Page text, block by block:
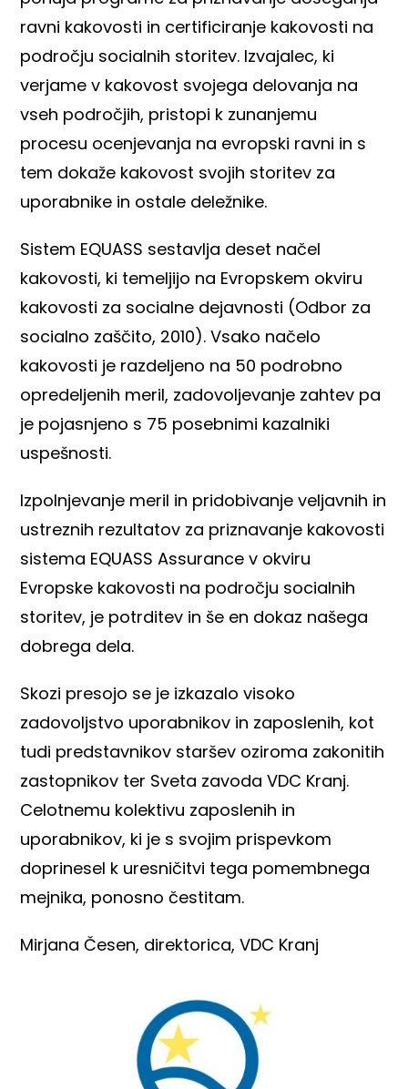
ravni kakovosti in certificiranje kakovosti na
področju socialnih storitev. Izvajalec, ki
verjame v kakovost svojega delovanja na
vseh področjih, pristopi k zunanjemu
procesu ocenjevanja na evropski ravni in s
tem dokaže kakovost svojih storitev za
uporabnike in ostale deležnike.
Sistem EQUASS sestavlja deset načel
kakovosti, ki temeljijo na Evropskem okviru
kakovosti za socialne dejavnosti (Odbor za
socialno zaščito, 2010). Vsako načelo
kakovosti je razdeljeno na 50 podrobno
opredeljenih meril, zadovoljevanje zahtev pa
je pojasnjeno s 75 posebnimi kazalniki
uspešnosti.
Izpolnjevanje meril in pridobivanje veljavnih in
ustreznih rezultatov za priznavanje kakovosti
sistema EQUASS Assurance v okviru
Evropske kakovosti na področju socialnih
storitev, je potrditev in še en dokaz našega
dobrega dela.
Skozi presojo se je izkazalo visoko
zadovoljstvo uporabnikov in zaposlenih, kot
tudi predstavnikov staršev oziroma zakonitih
zastopnikov ter Sveta zavoda VDC Kranj.
Celotnemu kolektivu zaposlenih in
uporabnikov, ki je s svojim prispevkom
doprinesel k uresničitvi tega pomembnega
mejnika, ponosno čestitam.
Mirjana Česen, direktorica, VDC Kranj